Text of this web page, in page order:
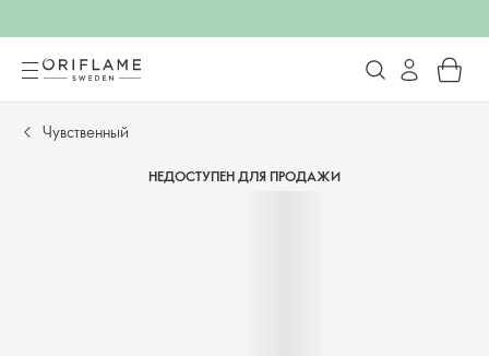
Чувственный
НЕДОСТУПЕН ДЛЯ ПРОДАЖИ